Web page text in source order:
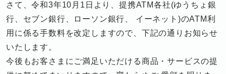
さて、令和3年10月1日より、提携ATM各社(ゆうちょ銀
行、セブン銀行、ローソン銀行、 イーネット)のATM利
用に係る手数料を改定しますので、下記の通りお知らせ
いたします。
今後もお客さまにご満足いただける商品・サービスの提